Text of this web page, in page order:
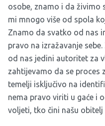
osobe, znamo i da živimo
mi mnogo više od spola
Znamo da svatko od nas
pravo na izražavanje
od nas jedini autoritet za
zahtijevamo da se proces
temelji isključivo na
nema pravo viriti u gaće i
voljeti, tko čini našu